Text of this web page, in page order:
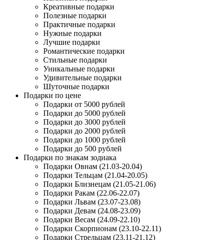
Креативные подарки
Полезные подарки
Практичные подарки
Нужные подарки
Лучшие подарки
Романтические подарки
Стильные подарки
Уникальные подарки
Удивительные подарки
Шуточные подарки
Подарки по цене
Подарки от 5000 рублей
Подарки до 5000 рублей
Подарки до 3000 рублей
Подарки до 2000 рублей
Подарки до 1000 рублей
Подарки до 500 рублей
Подарки по знакам зодиака
Подарки Овнам (21.03-20.04)
Подарки Тельцам (21.04-20.05)
Подарки Близнецам (21.05-21.06)
Подарки Ракам (22.06-22.07)
Подарки Львам (23.07-23.08)
Подарки Девам (24.08-23.09)
Подарки Весам (24.09-22.10)
Подарки Скорпионам (23.10-22.11)
Подарки Стрельцам (23.11-21.12)